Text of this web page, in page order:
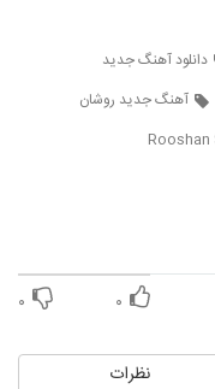
آسمانی
قبول
مجنون از محمد برومندی
دانلود آهنگ جدید
آهنگ جدید روشان
Rooshan
۰ ۰
نظرات